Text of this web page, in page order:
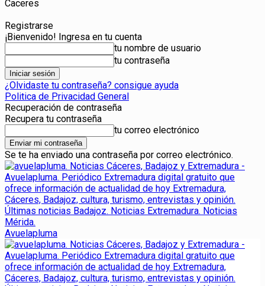
Caceres
Registrarse
¡Bienvenido! Ingresa en tu cuenta
tu nombre de usuario
tu contraseña
¿Olvidaste tu contraseña? consigue ayuda
Politica de Privacidad General
Recuperación de contraseña
Recupera tu contraseña
tu correo electrónico
Se te ha enviado una contraseña por correo electrónico.
Avuelapluma